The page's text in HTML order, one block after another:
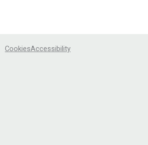
CookiesAccessibility